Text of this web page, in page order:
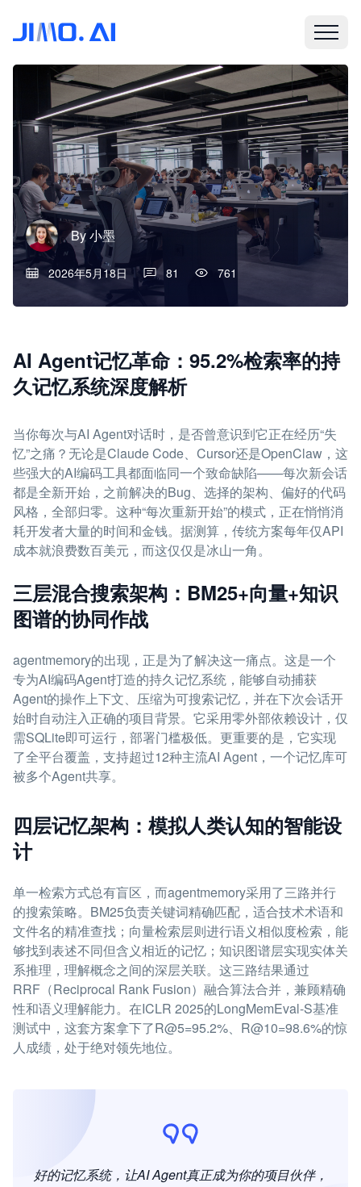
By小墨
2026年5月18日 81 761
AI Agent记忆革命：95.2%检索率的持
久记忆系统深度解析
当你每次与AI Agent对话时，是否曾意识到它正在经历“失
忆”之痛？无论是Claude Code、Cursor还是OpenClaw，这
些强大的AI编码工具都面临同一个致命缺陷——每次新会话
都是全新开始，之前解决的Bug、选择的架构、偏好的代码
风格，全部归零。这种“每次重新开始”的模式，正在悄悄消
耗开发者大量的时间和金钱。据测算，传统方案每年仅API
成本就浪费数百美元，而这仅仅是冰山一角。
三层混合搜索架构：BM25+向量+知识
图谱的协同作战
agentmemory的出现，正是为了解决这一痛点。这是一个
专为AI编码Agent打造的持久记忆系统，能够自动捕获
Agent的操作上下文、压缩为可搜索记忆，并在下次会话开
始时自动注入正确的项目背景。它采用零外部依赖设计，仅
需SQLite即可运行，部署门槛极低。更重要的是，它实现
了全平台覆盖，支持超过12种主流AI Agent，一个记忆库可
被多个Agent共享。
四层记忆架构：模拟人类认知的智能设
计
单一检索方式总有盲区，而agentmemory采用了三路并行
的搜索策略。BM25负责关键词精确匹配，适合技术术语和
文件名的精准查找；向量检索层则进行语义相似度检索，能
够找到表述不同但含义相近的记忆；知识图谱层实现实体关
系推理，理解概念之间的深层关联。这三路结果通过
RRF（Reciprocal Rank Fusion）融合算法合并，兼顾精确
性和语义理解能力。在ICLR 2025的LongMemEval-S基准
测试中，这套方案拿下了R@5=95.2%、R@10=98.6%的惊
人成绩，处于绝对领先地位。
好的记忆系统，让AI Agent真正成为你的项目伙伴，